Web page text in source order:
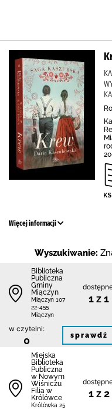
Więcej informacji
Wyszukiwanie:
Biblioteka
Publiczna
Gminy
Miączyn
Miączyn 107
22-455
Miączyn
1 z 1
w czytelni:
0 sprawdź
Miejska
Biblioteka
Publiczna
w Nowym
Wiśniczu
Filia w
Królówce
Królówka 25
1 z 2